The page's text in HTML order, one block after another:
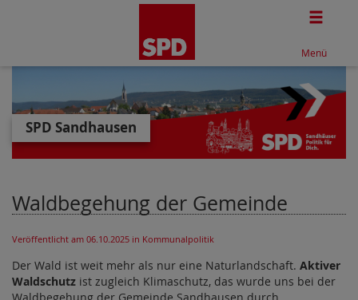
Menü
SPD Sandhausen
Waldbegehung der Gemeinde
Veröffentlicht am 06.10.2025 in Kommunalpolitik
Der Wald ist weit mehr als nur eine Naturlandschaft. Aktiver
Waldschutz ist zugleich Klimaschutz, das wurde uns bei der